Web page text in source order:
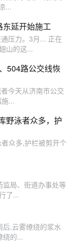
...
东延开始施工
压力。3月... 正在
山的这...
504路公交线恢
今天从济南市公交
...
野泳者众多，护
众多,护栏被剪开个
监局、街道办事处等
了...
,云雾缭绕的浆水
绕的...